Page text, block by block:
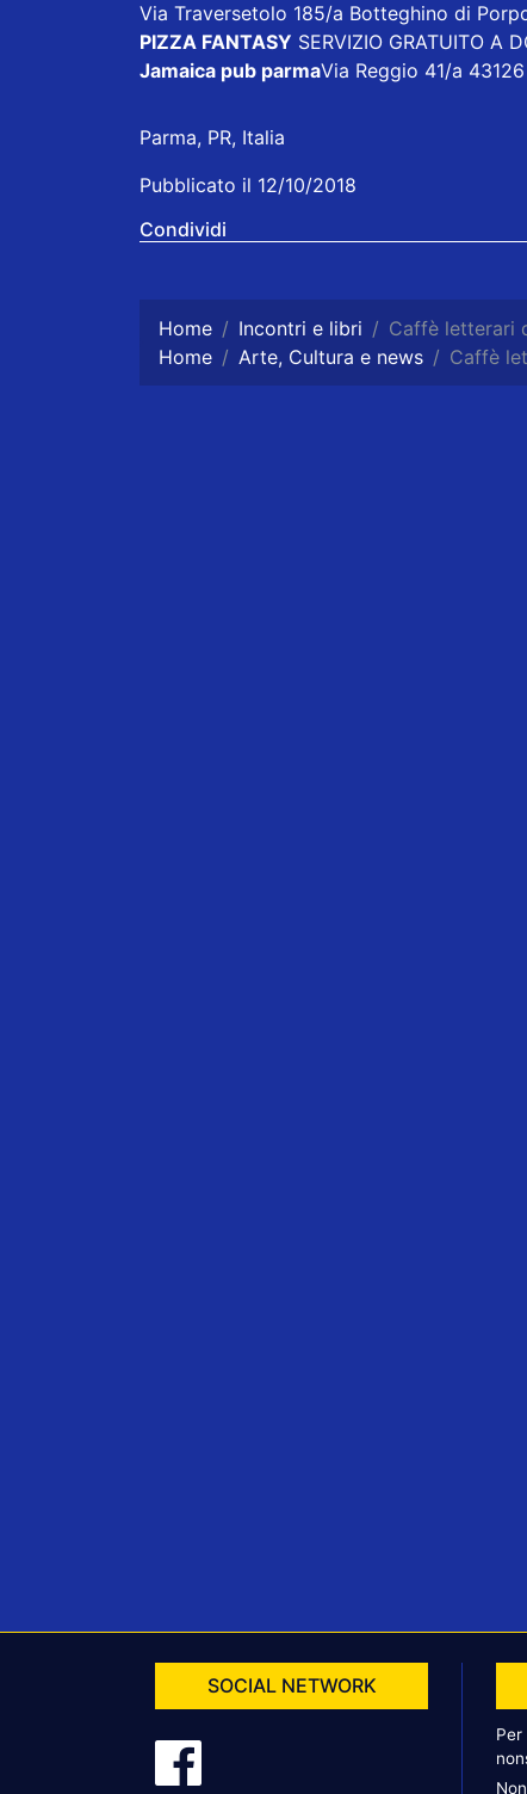
Via Traversetolo 185/a Botteghino di
PIZZA FANTASY SERVIZIO GRATUITO A
Jamaica pub parmaVia Reggio 41/a
Parma, PR, Italia
Pubblicato il 12/10/2018
Condividi
Home Incontri e libri
Caffè letterari
Home
Arte, Cultura e news Caffè
SOCIAL NETWORK